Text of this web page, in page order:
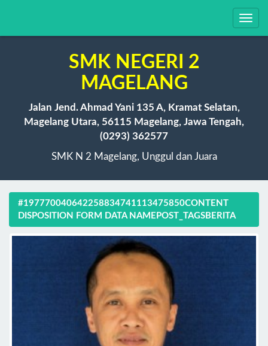
SMK NEGERI 2
MAGELANG
Jalan Jend. Ahmad Yani 135 A, Kramat Selatan,
Magelang Utara, 56115 Magelang, Jawa Tengah,
(0293) 362577
SMK N 2 Magelang, Unggul dan Juara
#197770040642258834741113475850CONTENT
DISPOSITION FORM DATA NAMEPOST_TAGSBERITA